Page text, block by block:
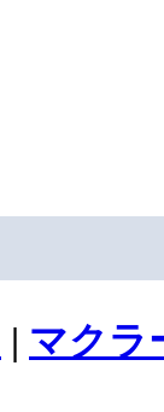
| マクラ